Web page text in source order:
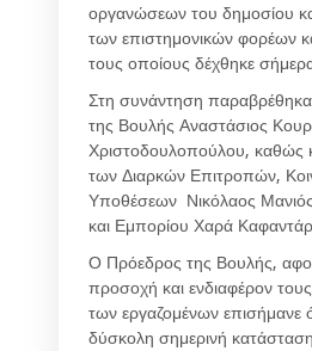
οργανώσεων του δημοσίου
των επιστημονικών φορέων
τους οποίους δέχθηκε
Στη συνάντηση
της Βουλής Αναστάσιος
Χριστοδουλοπούλου, καθώς
των Διαρκών Επιτροπών,
Υποθέσεων Νικόλαος
και Εμπορίου Χαρά
Ο Πρόεδρος της Βουλής,
προσοχή και ενδιαφέρον
των εργαζομένων επισήμανε
δύσκολη σημερινή